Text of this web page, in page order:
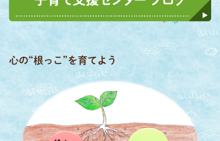
心の“根っこ”を育てよう